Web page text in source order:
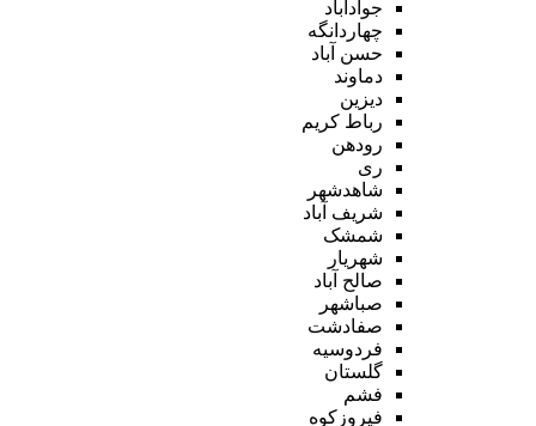
جوادآباد
چهاردانگه
حسن آباد
دماوند
دیزین
رباط کریم
رودهن
ری
شاهدشهر
شریف آباد
شمشک
شهریار
صالح آباد
صباشهر
صفادشت
فردوسیه
گلستان
فشم
فیروزکوه